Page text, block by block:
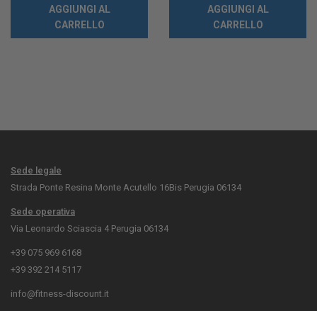
AGGIUNGI AL
CARRELLO
AGGIUNGI AL
CARRELLO
Sede legale
Strada Ponte Resina Monte Acutello 16Bis Perugia 06134
Sede operativa
Via Leonardo Sciascia 4 Perugia 06134
+39 075 969 6168
+39 392 214 5117
info@fitness-discount.it